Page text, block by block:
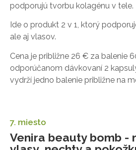
podporujú tvorbu kolagénu v tele.
Ide o produkt 2 v 1, ktorý
ale aj vlasov.
Cena je približne 26 € za balenie
odporúčanom dávkovaní 2
vydrží jedno balenie približne na
7. miesto
Venira beauty bomb -